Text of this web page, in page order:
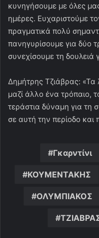
κυνηγήσουμε με όλες
ημέρες. Ευχαριστούμε
πραγματικά πολύ
πανηγυρίσουμε για δύο
συνεχίσουμε τη δουλειά
Δημήτρης Τζιάβρας: «Τα
μαζί άλλο ένα τρόπαιο,
τεράστια δύναμη για τη
σε αυτή την περίοδο και
Γκαρντίνι
ΚΟΥΜΕΝΤΑΚΗΣ
ΟΛΥΜΠΙΑΚΟΣ